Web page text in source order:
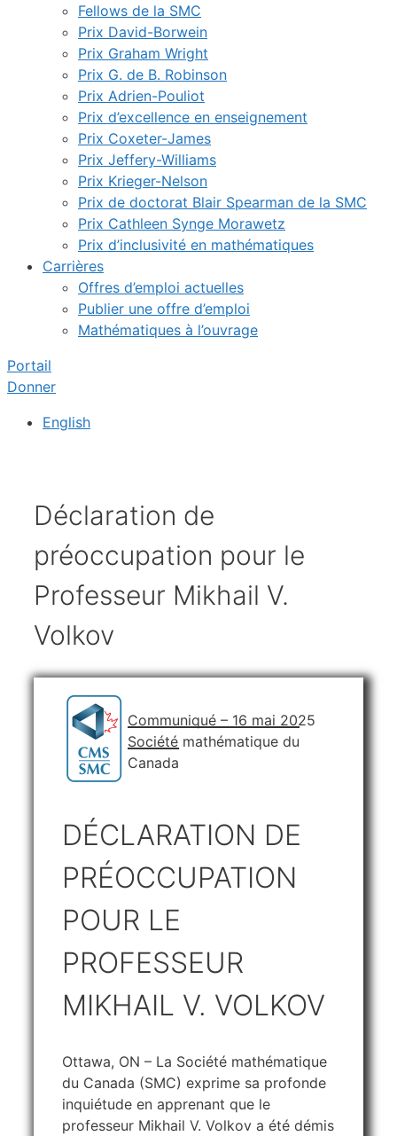
Fellows de la SMC
Prix David-Borwein
Prix Graham Wright
Prix G. de B. Robinson
Prix Adrien-Pouliot
Prix d’excellence en enseignement
Prix Coxeter-James
Prix Jeffery-Williams
Prix Krieger-Nelson
Prix de doctorat Blair Spearman de la SMC
Prix Cathleen Synge Morawetz
Prix d’inclusivité en mathématiques
Carrières
Offres d’emploi actuelles
Publier une offre d’emploi
Mathématiques à l’ouvrage
Portail
Donner
English
Déclaration de
préoccupation pour le
Professeur Mikhail V.
Volkov
Communiqué – 16 mai 2025
Société mathématique du
Canada
DÉCLARATION DE
PRÉOCCUPATION
POUR LE
PROFESSEUR
MIKHAIL V. VOLKOV
Ottawa, ON – La Société mathématique
du Canada (SMC) exprime sa profonde
inquiétude en apprenant que le
professeur Mikhail V. Volkov a été démis